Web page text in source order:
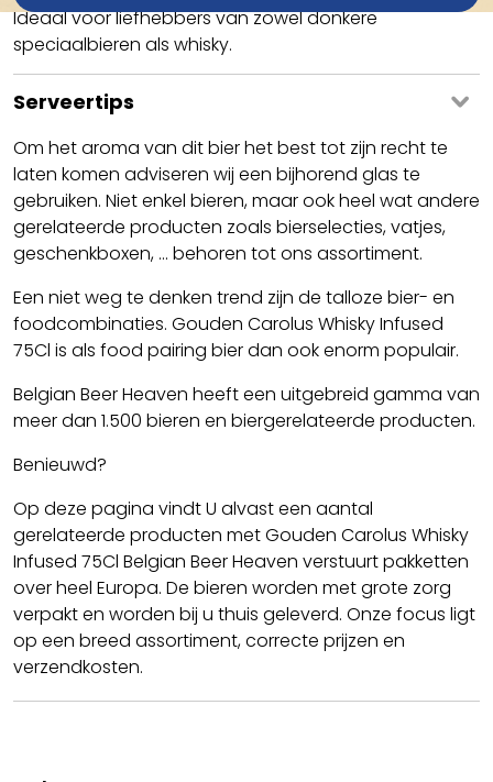
Ideaal voor liefhebbers van zowel donkere
speciaalbieren als whisky.
Serveertips
Om het aroma van dit bier het best tot zijn recht te
laten komen adviseren wij een bijhorend glas te
gebruiken. Niet enkel bieren, maar ook heel wat andere
gerelateerde producten zoals bierselecties, vatjes,
geschenkboxen, ... behoren tot ons assortiment.
Een niet weg te denken trend zijn de talloze bier- en
foodcombinaties. Gouden Carolus Whisky Infused
75Cl is als food pairing bier dan ook enorm populair.
Belgian Beer Heaven heeft een uitgebreid gamma van
meer dan 1.500 bieren en biergerelateerde producten.
Benieuwd?
Op deze pagina vindt U alvast een aantal
gerelateerde producten met Gouden Carolus Whisky
Infused 75Cl Belgian Beer Heaven verstuurt pakketten
over heel Europa. De bieren worden met grote zorg
verpakt en worden bij u thuis geleverd. Onze focus ligt
op een breed assortiment, correcte prijzen en
verzendkosten.